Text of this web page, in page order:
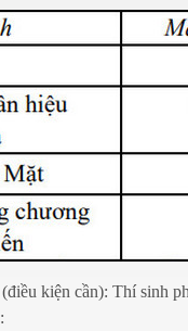
kiện cần): Thí sinh